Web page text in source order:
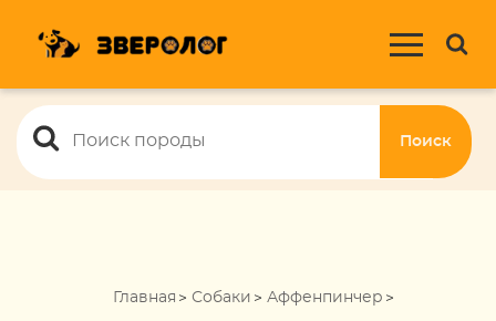
Поиск
Главная Собаки Аффенпинчер